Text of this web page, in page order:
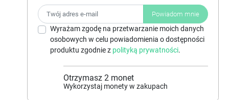
Powiadom mnie
Wyrażam zgodę na przetwarzanie moich danych
osobowych w celu powiadomienia o dostępności
produktu zgodnie z polityką prywatności.
Otrzymasz 2 monet
Wykorzystaj monety w zakupach